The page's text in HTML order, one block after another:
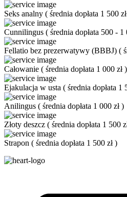
Seks analny ( średnia dopłata 1 500 zł
Cunnilingus ( średnia dopłata 500 - 1
Fellatio bez prezerwatywy (BBBJ) (
Całowanie ( średnia dopłata 1 000 zł)
Ejakulacja w usta ( średnia dopłata 1
Anilingus ( średnia dopłata 1 000 zł)
Złoty deszcz ( średnia dopłata 1 500
Strapon ( średnia dopłata 1 500 zł)